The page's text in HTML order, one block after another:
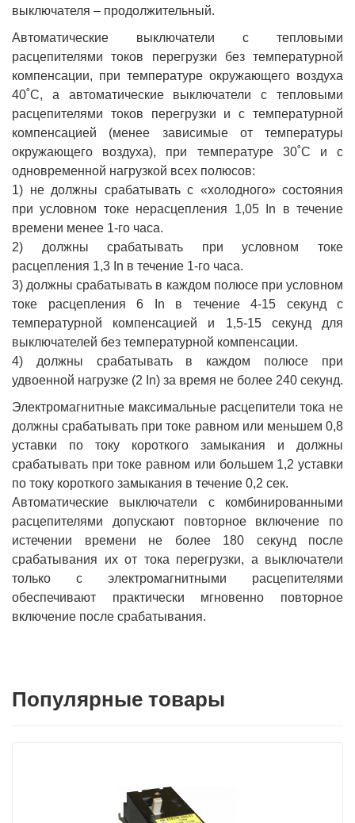
выключателя – продолжительный.
Автоматические выключатели с тепловыми
расцепителями токов перегрузки без температурной
компенсации, при температуре окружающего воздуха
40˚С, а автоматические выключатели с тепловыми
расцепителями токов перегрузки и с температурной
компенсацией (менее зависимые от температуры
окружающего воздуха), при температуре 30˚С и с
одновременной нагрузкой всех полюсов:
1) не должны срабатывать с «холодного» состояния
при условном токе нерасцепления 1,05 In в течение
времени менее 1-го часа.
2) должны срабатывать при условном токе
расцепления 1,3 In в течение 1-го часа.
3) должны срабатывать в каждом полюсе при условном
токе расцепления 6 In в течение 4-15 секунд с
температурной компенсацией и 1,5-15 секунд для
выключателей без температурной компенсации.
4) должны срабатывать в каждом полюсе при
удвоенной нагрузке (2 In) за время не более 240 секунд.
Электромагнитные максимальные расцепители тока не
должны срабатывать при токе равном или меньшем 0,8
уставки по току короткого замыкания и должны
срабатывать при токе равном или большем 1,2 уставки
по току короткого замыкания в течение 0,2 сек.
Автоматические выключатели с комбинированными
расцепителями допускают повторное включение по
истечении времени не более 180 секунд после
срабатывания их от тока перегрузки, а выключатели
только с электромагнитными расцепителями
обеспечивают практически мгновенно повторное
включение после срабатывания.
Популярные товары